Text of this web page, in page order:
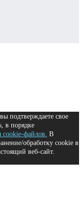
подтверждаете свое
в порядке
cookie-файлов. В
обработку cookie в
веб-сайт.